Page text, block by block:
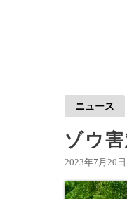
ニュース
ゾウ
2023年7月20